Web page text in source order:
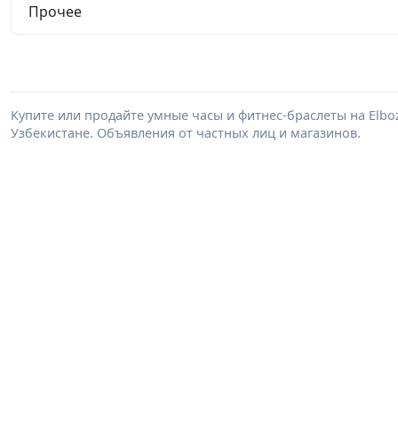
Прочее
Купите или продайте умные часы и фитнес-браслеты на
Узбекистане. Объявления от частных лиц и магазинов.